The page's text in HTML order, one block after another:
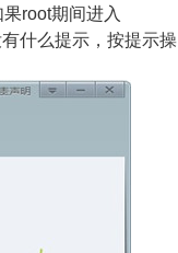
root期间进入
什么提示，按提示操